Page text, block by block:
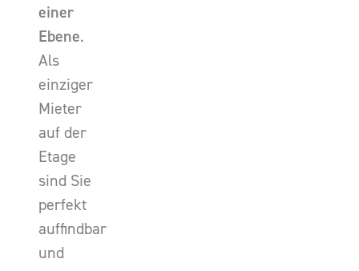
einer
Ebene.
Als
einziger
Mieter
auf der
Etage
sind Sie
perfekt
auffindbar
und